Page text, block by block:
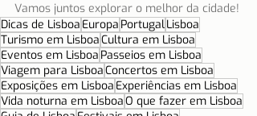
Vamos juntos explorar o melhor da cidade!
Dicas de Lisboa Europa PortugalLisboa
Turismo em LisboaCultura em Lisboa
Eventos em Lisboa Passeios em Lisboa
Viagem para LisboaConcertos em Lisboa
Exposições em Lisboa Experiências em Lisboa
Vida noturna em LisboaO que fazer em Lisboa